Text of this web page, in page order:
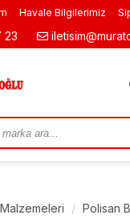
Havale Bilgilerimiz
23
Polisan